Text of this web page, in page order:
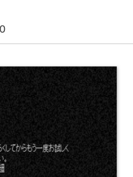
LINEアイコンの通知表示が
消えない不具合の対処法
LINEで1分以上の長い容量
オーバーの動画を送信する
方法